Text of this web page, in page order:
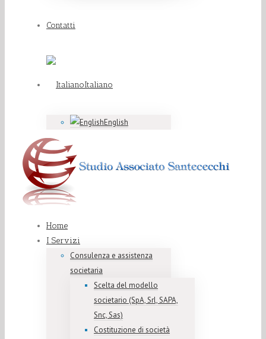
Contatti
Italiano
English
Home
I Servizi
Consulenza e assistenza
societaria
Scelta del modello
societario (SpA, Srl, SAPA,
Snc, Sas)
Costituzione di società